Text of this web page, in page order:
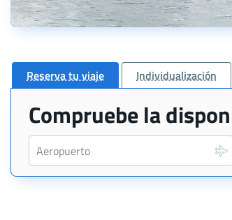
Reserva tu viaje Individualización
Compruebe la